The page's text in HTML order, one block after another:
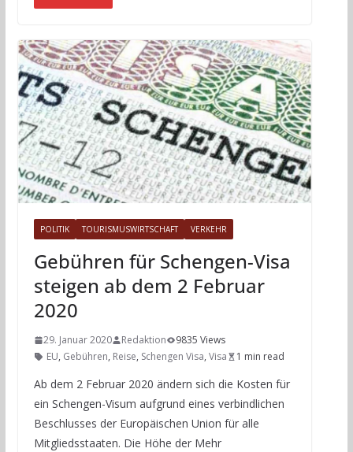
POLITIK TOURISMUSWIRTSCHAFT VERKEHR
Gebühren für Schengen-Visa
steigen ab dem 2 Februar
2020
29. Januar 2020 Redaktion
9835 Views
EU, Gebühren, Reise, Schengen Visa, Visa 1 min read
Ab dem 2 Februar 2020 ändern sich die Kosten für
ein Schengen-Visum aufgrund eines verbindlichen
Beschlusses der Europäischen Union für alle
Mitgliedsstaaten. Die Höhe der Mehr